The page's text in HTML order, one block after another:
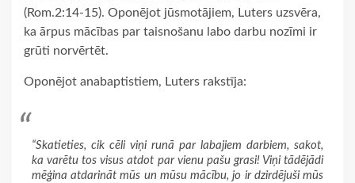
(Rom.2:14-15). Oponējot jūsmotājiem, Luters uzsvēra,
ka ārpus mācības par taisnošanu labo darbu nozīmi ir
grūti norvērtēt.
Oponējot anabaptistiem, Luters rakstīja:
“Skatieties, cik cēli viņi runā par labajiem darbiem, sakot,
ka varētu tos visus atdot par vienu pašu grasi! Viņi tādējādi
mēģina atdarināt mūs un mūsu mācību, jo ir dzirdējuši mūs